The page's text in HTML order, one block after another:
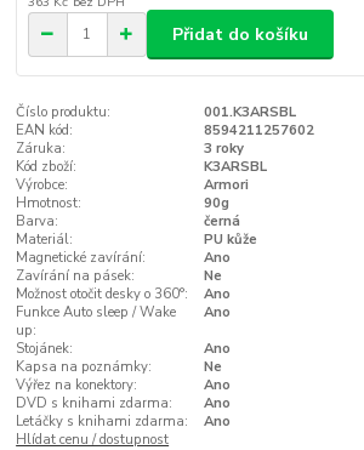
Přidat do košíku
Číslo produktu:
001.K3ARSBL
EAN kód:
8594211257602
Záruka:
3 roky
Kód zboží:
K3ARSBL
Výrobce:
Armori
Hmotnost:
90g
Barva:
černá
Materiál:
PU kůže
Magnetické zavírání:
Ano
Zavírání na pásek:
Ne
Možnost otočit desky o 360°:
Ano
Funkce Auto sleep / Wake
up:
Ano
Stojánek:
Ano
Kapsa na poznámky:
Ne
Výřez na konektory:
Ano
DVD s knihami zdarma:
Ano
Letáčky s knihami zdarma:
Ano
Hlídat cenu / dostupnost